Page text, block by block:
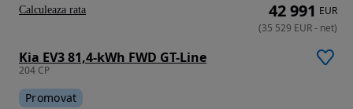
Kia EV3 81,4-kWh FWD GT-Line
204 CP
Promovat
42 991 EUR
(35 529 EUR- net)
Calculeaza rata